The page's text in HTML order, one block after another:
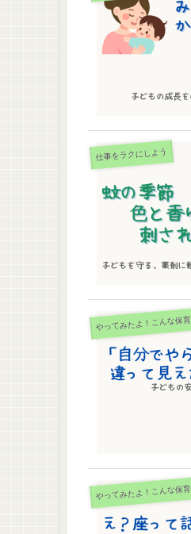
仕事をラクにしよう
やってみたよ！こんな保育
やってみたよ！こんな保育